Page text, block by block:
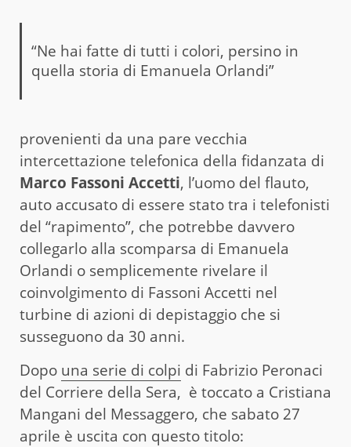
“Ne hai fatte di tutti i colori, persino in
quella storia di Emanuela Orlandi”
provenienti da una pare vecchia
intercettazione telefonica della fidanzata di
Marco Fassoni Accetti, l’uomo del flauto,
auto accusato di essere stato tra i telefonisti
del “rapimento”, che potrebbe davvero
collegarlo alla scomparsa di Emanuela
Orlandi o semplicemente rivelare il
coinvolgimento di Fassoni Accetti nel
turbine di azioni di depistaggio che si
susseguono da 30 anni.
Dopo una serie di colpi di Fabrizio Peronaci
del Corriere della Sera, è toccato a Cristiana
Mangani del Messaggero, che sabato 27
aprile è uscita con questo titolo: